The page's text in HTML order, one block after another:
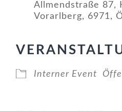
Allmendstraße 87,
Vorarlberg, 6971,
Interner Event